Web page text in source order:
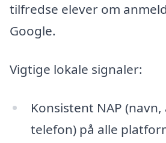
tilfredse elever om
Google.
Vigtige lokale signaler:
Konsistent NAP (navn,
telefon) på alle